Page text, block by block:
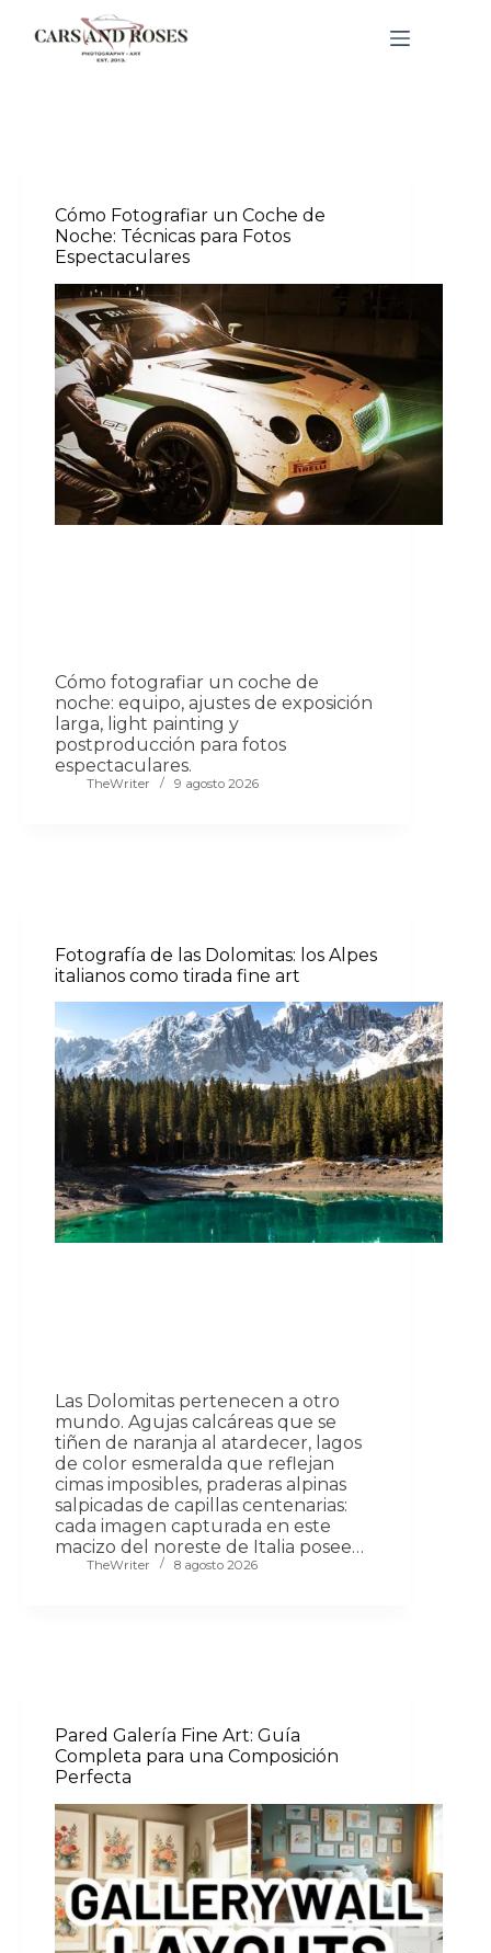
CNRCSS; }, 20);
al
contenido
Cómo Fotografiar un Coche de
Noche: Técnicas para Fotos
Espectaculares
Cómo fotografiar un coche de
noche: equipo, ajustes de exposición
larga, light painting y
postproducción para fotos
espectaculares.
TheWriter 9 agosto 2026
Fotografía de las Dolomitas: los Alpes
italianos como tirada fine art
Las Dolomitas pertenecen a otro
mundo. Agujas calcáreas que se
tiñen de naranja al atardecer, lagos
de color esmeralda que reflejan
cimas imposibles, praderas alpinas
salpicadas de capillas centenarias:
cada imagen capturada en este
macizo del noreste de Italia posee…
TheWriter 8 agosto 2026
Pared Galería Fine Art: Guía
Completa para una Composición
Perfecta